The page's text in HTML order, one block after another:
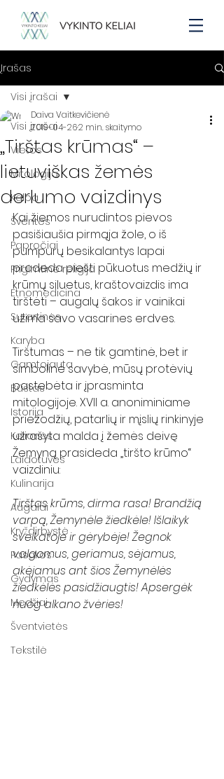
Įrašas
Visi įrašai
Vietos
Mitologija
Kalba
Šventės
Papročiai
Prigimtinė religija
Etnomedicina
Sutartinės
Karyba
Gamtojauta
Būstas
Istorija
Kelionės
Laidotuvės
Kulinarija
Augalai
Kryždirbystė
Pasakos
Gydymas
Medžiai
Šventvietės
Tekstilė
Visi įrašai
„Tirštas krūmas“ –
lietuviškas žemės
derlumo vaizdinys
Daiva Vaitkevičienė
2019-04-262 min. skaitymo
Kai žiemos nurudintos pievos
pasišiaušia pirmąja žole, o iš
pumpurų besikalantys lapai
pradeda piešti pūkuotus medžių ir
krūmų siluetus, kraštovaizdis ima
tirštėti – augalų šakos ir vainikai
užima savo vasarines erdves.
Tirštumas – ne tik gamtinė, bet ir
simbolinė savybė, mūsų protėvių
pastebėta ir įprasminta
mitologijoje. XVII a. anoniminiame
priežodžių, patarlių ir mįslių rinkinyje
užrašyta malda į žemės deivę
Žemyną prasideda „tiršto krūmo“
vaizdiniu:
Tirštas krūms, dirma rasa! Brandžią
varpą, Žemynėle žiedkėle! Išlaikyk
sveikatoje ir gėrybėje! Žegnok
valgomus, geriamus, sėjamus,
akėjamus ant šios Žemynėlės
žiedkėlės pasidžiaugtis! Apsergėk
nuog alkano žvėries!